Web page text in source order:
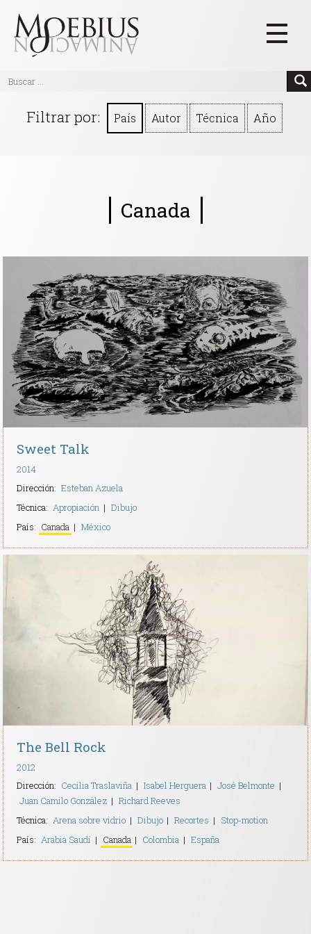
Videos
Eventos
Quiénes Somos
Manifiesto
Contacto
Filtrar por: País Autor Técnica Año
Canada
Sweet Talk
2014
Dirección: Esteban Azuela
Técnica: Apropiación
Dibujo
País: Canada México
The Bell Rock
2012
Dirección: Cecilia Traslaviña Isabel Herguera
José Belmonte
Juan Camilo González
Richard Reeves
Técnica: Arena sobre vidrio Dibujo Recortes
Stop-motion
País: Arabia Saudí Canada Colombia España